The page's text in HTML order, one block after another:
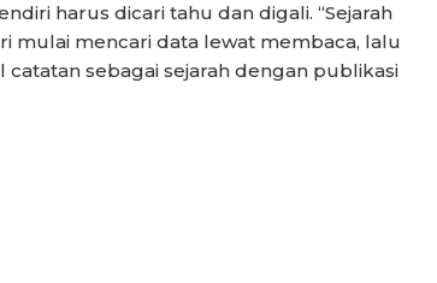
harus dicari tahu dan digali. “Sejarah
mulai mencari data lewat membaca, lalu
sebagai sejarah dengan publikasi